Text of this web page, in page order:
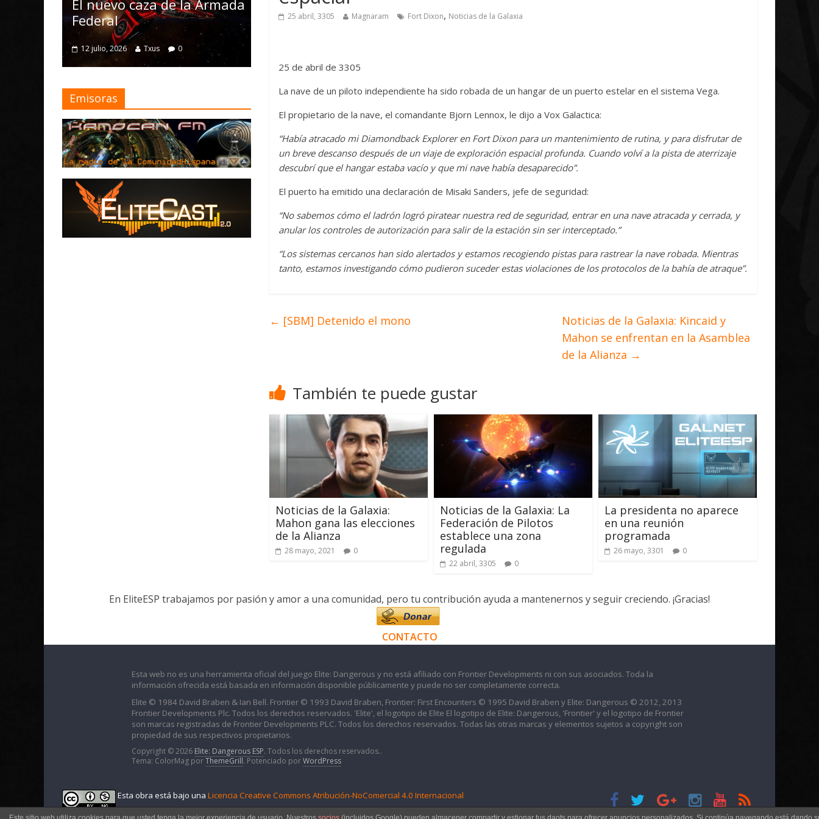
25 abril, 3305 Magnaram Fort Dixon, Noticias de la Galaxia
25 de abril de 3305
La nave de un piloto independiente ha sido robada de un hangar de un puerto estelar en el sistema Vega.
El propietario de la nave, el comandante Bjorn Lennox, le dijo a Vox Galactica:
“Había atracado mi Diamondback Explorer en Fort Dixon para un mantenimiento de rutina, y para disfrutar de
un breve descanso después de un viaje de exploración espacial profunda. Cuando volví a la pista de aterrizaje
descubrí que el hangar estaba vacío y que mi nave había desaparecido”.
El puerto ha emitido una declaración de Misaki Sanders, jefe de seguridad:
“No sabemos cómo el ladrón logró piratear nuestra red de seguridad, entrar en una nave atracada y cerrada, y
anular los controles de autorización para salir de la estación sin ser interceptado.”
“Los sistemas cercanos han sido alertados y estamos recogiendo pistas para rastrear la nave robada. Mientras
tanto, estamos investigando cómo pudieron suceder estas violaciones de los protocolos de la bahía de atraque”.
← [SBM] Detenido el mono
Noticias de la Galaxia: Kincaid y
Mahon se enfrentan en la Asamblea
de la Alianza →
También te puede gustar
Noticias de la Galaxia:
Mahon gana las elecciones
de la Alianza
28 mayo, 2021 0
Noticias de la Galaxia: La
Federación de Pilotos
establece una zona
regulada
22 abril, 3305 0
La presidenta no aparece
en una reunión
programada
26 mayo, 3301 0
de la Armada
mejoras
4 julio, 2026 Txus
Mayo de 2026
Emisoras
En EliteESP trabajamos por pasión y amor a una comunidad, pero tu contribución ayuda a mantenernos y seguir creciendo. ¡Gracias!
CONTACTO
Esta web no es una herramienta oficial del juego Elite: Dangerous y no está afiliado con Frontier Developments ni con sus asociados. Toda la
información ofrecida está basada en información disponible públicamente y puede no ser completamente correcta.
Elite © 1984 David Braben & Ian Bell. Frontier © 1993 David Braben, Frontier: First Encounters © 1995 David Braben y Elite: Dangerous © 2012, 2013
Frontier Developments Plc. Todos los derechos reservados. 'Elite', el logotipo de Elite El logotipo de Elite: Dangerous, 'Frontier' y el logotipo de Frontier
son marcas registradas de Frontier Developments PLC. Todos los derechos reservados. Todas las otras marcas y elementos sujetos a copyright son
propiedad de sus respectivos propietarios.
Copyright © 2026 Elite: Dangerous ESP. Todos los derechos reservados..
Tema: ColorMag porThemeGrill. Potenciado porWordPress
Esta obra está bajo una Licencia Creative Commons Atribución-NoComercial 4.0 Internacional